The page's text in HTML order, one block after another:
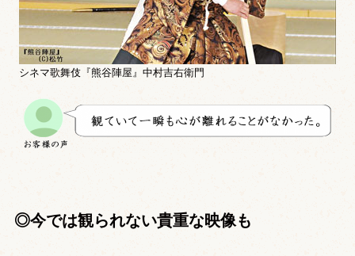
シネマ歌舞伎『熊谷陣屋』中村吉右衛門
◎今では観られない貴重な映像も